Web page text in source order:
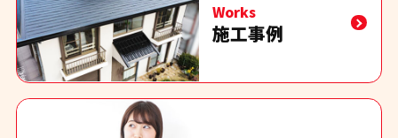
Works
施工事例